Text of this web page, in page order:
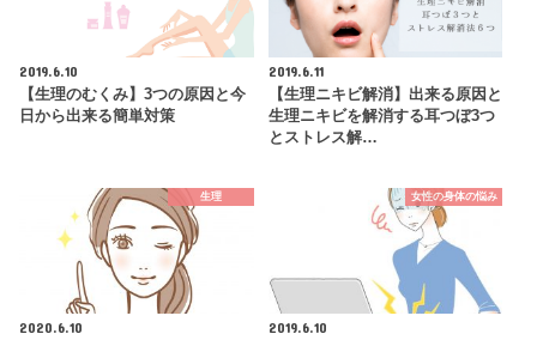
2019.6.10
【生理のむくみ】3つの原因と今
日から出来る簡単対策
2019.6.11
【生理ニキビ解消】出来る原因と
生理ニキビを解消する耳つぼ3つ
とストレス解…
生理
2020.6.10
女性の身体の悩み
2019.6.10